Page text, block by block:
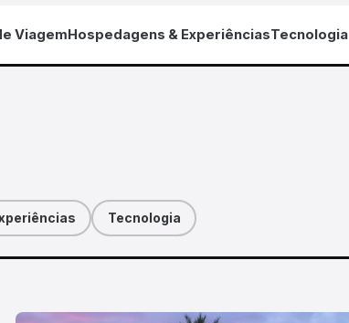
Viagem Hospedagens & ExperiênciasTecnologia
Tecnologia